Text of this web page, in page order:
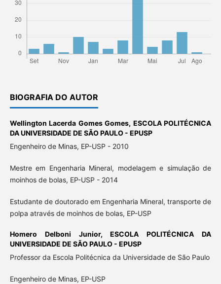
BIOGRAFIA DO AUTOR
Wellington Lacerda Gomes Gomes, ESCOLA POLITÉCNICA
DA UNIVERSIDADE DE SÃO PAULO - EPUSP
Engenheiro de Minas, EP-USP - 2010
Mestre em Engenharia Mineral, modelagem e simulação de
moinhos de bolas, EP-USP - 2014
Estudante de doutorado em Engenharia Mineral, transporte de
polpa através de moinhos de bolas, EP-USP
Homero Delboni Junior,ESCOLA POLITÉCNICA DA
UNIVERSIDADE DE SÃO PAULO - EPUSP
Professor da Escola Politécnica da Universidade de São Paulo
Engenheiro de Minas, EP-USP